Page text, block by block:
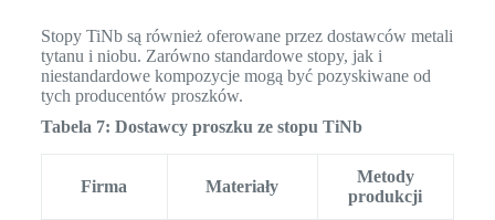
Stopy TiNb są również oferowane przez dostawców metali
tytanu i niobu. Zarówno standardowe stopy, jak i
niestandardowe kompozycje mogą być pozyskiwane od
tych producentów proszków.
Tabela 7: Dostawcy proszku ze stopu TiNb
Firma Materiały
Metody
produkcji